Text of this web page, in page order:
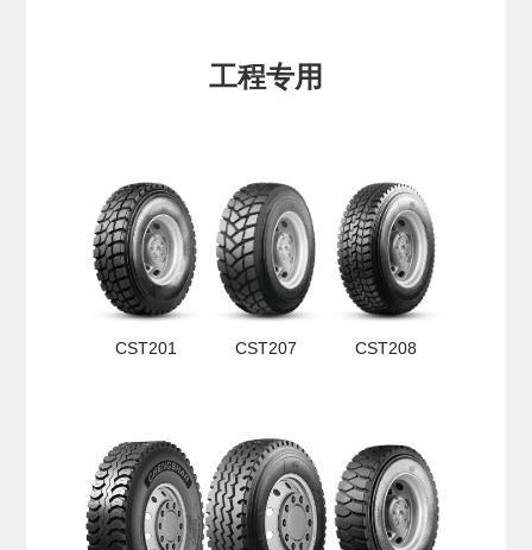
工程专用
CST201 CST207 CST208